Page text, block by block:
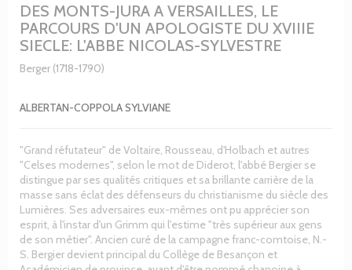
DES MONTS-JURA A VERSAILLES, LE
PARCOURS D'UN APOLOGISTE DU XVIIIE
SIECLE: L'ABBE NICOLAS-SYLVESTRE
Berger (1718-1790)
ALBERTAN-COPPOLA SYLVIANE
"Grand réfutateur" de Voltaire, Rousseau, d'Holbach et autres
"Celses modernes", selon le mot de Diderot, l'abbé Bergier se
distingue par ses qualités critiques et sa brillante carrière de la
masse sans éclat des défenseurs du christianisme du siècle des
Lumières. Ses adversaires eux-mêmes ont pu apprécier son
esprit, à l'instar d'un Grimm qui l'estime "très supérieur aux gens
de son métier". Ancien curé de la campagne franc-comtoise, N.-
S. Bergier devient principal du Collège de Besançon et